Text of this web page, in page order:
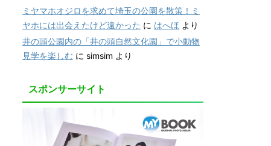
ミヤマホオジロを求めて埼玉の公園を散策！ミ
ヤホには出会えたけど遠かった に はへほ より
井の頭公園内の「井の頭自然文化園」で小動物
見学を楽しむ に simsim より
スポンサーサイト